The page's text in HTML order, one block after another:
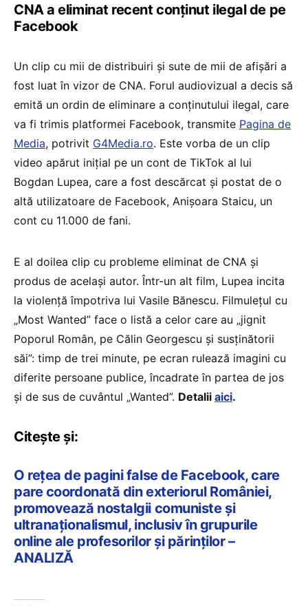
CNA a eliminat recent conținut ilegal de pe
Facebook
Un clip cu mii de distribuiri şi sute de mii de afişări a
fost luat în vizor de CNA. Forul audiovizual a decis să
emită un ordin de eliminare a conţinutului ilegal, care
va fi trimis platformei Facebook, transmite Pagina de
Media, potrivit G4Media.ro. Este vorba de un clip
video apărut iniţial pe un cont de TikTok al lui
Bogdan Lupea, care a fost descărcat şi postat de o
altă utilizatoare de Facebook, Anişoara Staicu, un
cont cu 11.000 de fani.
E al doilea clip cu probleme eliminat de CNA şi
produs de acelaşi autor. Într-un alt film, Lupea incita
la violenţă împotriva lui Vasile Bănescu. Filmuleţul cu
„Most Wanted” face o listă a celor care au „jignit
Poporul Român, pe Călin Georgescu şi susţinătorii
săi”: timp de trei minute, pe ecran rulează imagini cu
diferite persoane publice, încadrate în partea de jos
şi de sus de cuvântul „Wanted”. Detalii aici.
Citește și:
O rețea de pagini false de Facebook, care
pare coordonată din exteriorul României,
promovează nostalgii comuniste și
ultranaționalismul, inclusiv în grupurile
online ale profesorilor și părinților –
ANALIZĂ